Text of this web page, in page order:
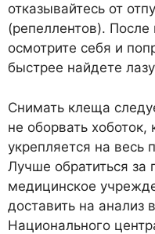
отказывайтесь от
(репеллентов).
осмотрите себя и
быстрее найдете
Снимать клеща
не оборвать хоботок,
укрепляется на весь
Лучше обратиться
медицинское
доставить на анализ
Национального